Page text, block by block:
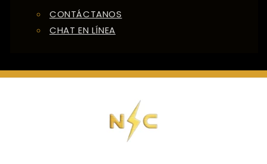
CONTÁCTANOS
CHAT EN LÍNEA